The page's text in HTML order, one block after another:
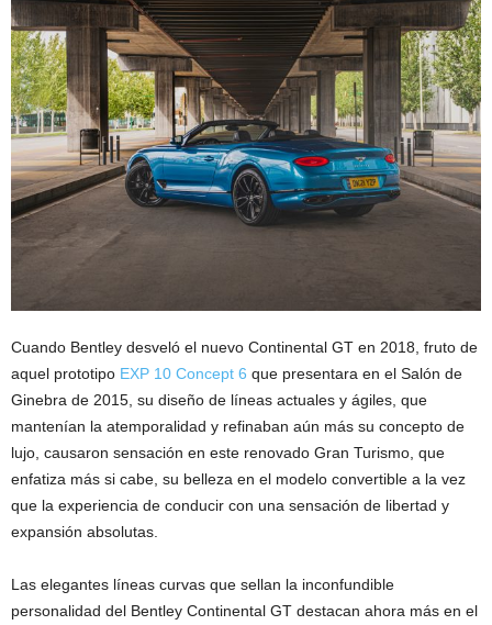
Cuando Bentley desveló el nuevo Continental GT en 2018, fruto de
aquel prototipo EXP 10 Concept 6 que presentara en el Salón de
Ginebra de 2015, su diseño de líneas actuales y ágiles, que
mantenían la atemporalidad y refinaban aún más su concepto de
lujo, causaron sensación en este renovado Gran Turismo, que
enfatiza más si cabe, su belleza en el modelo convertible a la vez
que la experiencia de conducir con una sensación de libertad y
expansión absolutas.
Las elegantes líneas curvas que sellan la inconfundible
personalidad del Bentley Continental GT destacan ahora más en el